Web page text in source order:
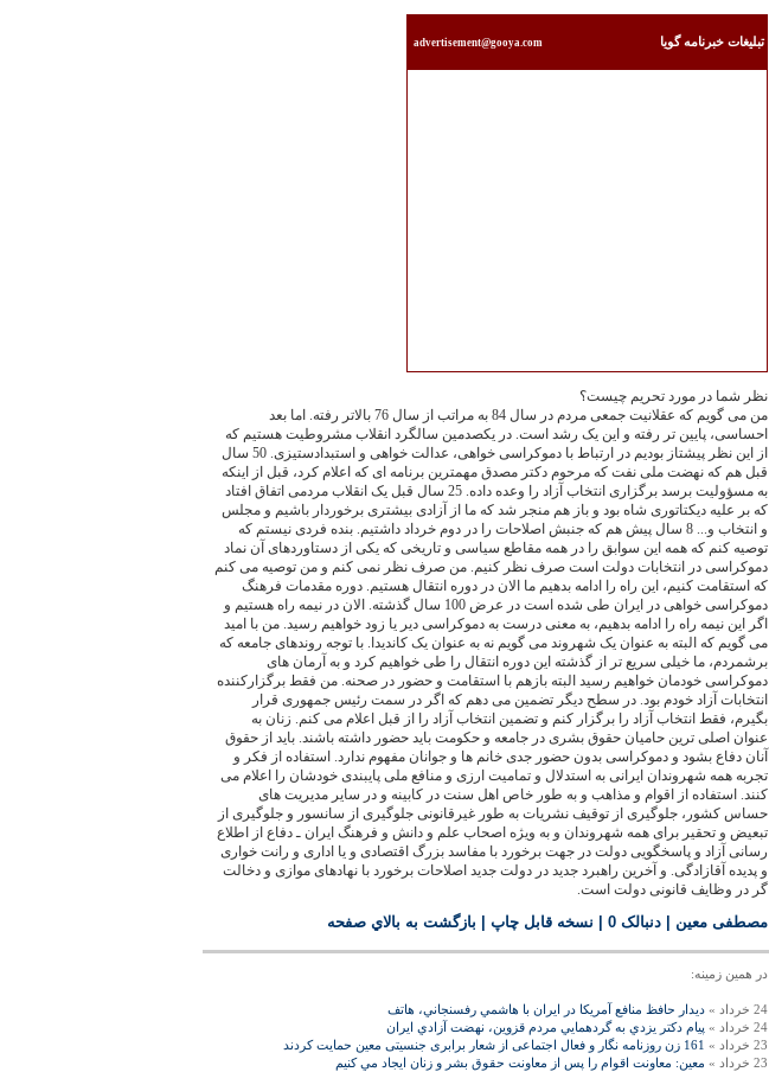
تبليغات خبرنامه گويا advertisement@gooya.com
نظر شما در مورد تحریم چیست؟
من می گویم که عقلانیت جمعی مردم در سال 84 به مراتب از سال 76 بالاتر رفته. اما بعد
احساسی، پایین تر رفته و این یک رشد است. در یکصدمین سالگرد انقلاب مشروطیت هستیم که
از این نظر پیشتاز بودیم در ارتباط با دموکراسی خواهی، عدالت خواهی و استبدادستیزی. 50 سال
قبل هم که نهضت ملی نفت که مرحوم دکتر مصدق مهمترین برنامه ای که اعلام کرد، قبل از اینکه
به مسؤولیت برسد برگزاری انتخاب آزاد را وعده داده. 25 سال قبل یک انقلاب مردمی اتفاق افتاد
که بر علیه دیکتاتوری شاه بود و باز هم منجر شد که ما از آزادی بیشتری برخوردار باشیم و مجلس
و انتخاب و... 8 سال پیش هم که جنبش اصلاحات را در دوم خرداد داشتیم. بنده فردی نیستم که
توصیه کنم که همه این سوابق را در همه مقاطع سیاسی و تاریخی که یکی از دستاوردهای آن نماد
دموکراسی در انتخابات دولت است صرف نظر کنیم. من صرف نظر نمی کنم و من توصیه می کنم
که استقامت کنیم، این راه را ادامه بدهیم ما الان در دوره انتقال هستیم. دوره مقدمات فرهنگ
دموکراسی خواهی در ایران طی شده است در عرض 100 سال گذشته. الان در نیمه راه هستیم و
اگر این نیمه راه را ادامه بدهیم، به معنی درست به دموکراسی دیر یا زود خواهیم رسید. من با امید
می گویم که البته به عنوان یک شهروند می گویم نه به عنوان یک کاندیدا. با توجه روندهای جامعه که
برشمردم، ما خیلی سریع تر از گذشته این دوره انتقال را طی خواهیم کرد و به آرمان های
دموکراسی خودمان خواهیم رسید البته بازهم با استقامت و حضور در صحنه. من فقط برگزارکننده
انتخابات آزاد خودم بود. در سطح دیگر تضمین می دهم که اگر در سمت رئیس جمهوری قرار
بگیرم، فقط انتخاب آزاد را برگزار کنم و تضمین انتخاب آزاد را از قبل اعلام می کنم. زنان به
عنوان اصلی ترین حامیان حقوق بشری در جامعه و حکومت باید حضور داشته باشند. باید از حقوق
آنان دفاع بشود و دموکراسی بدون حضور جدی خانم ها و جوانان مفهوم ندارد. استفاده از فکر و
تجربه همه شهروندان ایرانی به استدلال و تمامیت ارزی و منافع ملی پایبندی خودشان را اعلام می
کنند. استفاده از اقوام و مذاهب و به طور خاص اهل سنت در کابینه و در سایر مدیریت های
حساس کشور، جلوگیری از توقیف نشریات به طور غیرقانونی جلوگیری از سانسور و جلوگیری از
تبعیض و تحقیر برای همه شهروندان و به ویژه اصحاب علم و دانش و فرهنگ ایران ـ دفاع از اطلاع
رسانی آزاد و پاسخگویی دولت در جهت برخورد با مفاسد بزرگ اقتصادی و یا اداری و رانت خواری
و پدیده آقازادگی. و آخرین راهبرد جدید در دولت جدید اصلاحات برخورد با نهادهای موازی و دخالت
گر در وظایف قانونی دولت است.
مصطفی معين | دنبالک 0 نسخه قابل چاپ بازگشت به بالاي صفحه
در همين زمينه:
24 خرداد »
ديدار حافظ منافع آمريكا در ايران با هاشمي رفسنجاني، هاتف
24 خرداد »
پيام دكتر يزدي به گردهمايي مردم قزوين، نهضت آزادي ايران
23 خرداد »
161 زن روزنامه نگار و فعال اجتماعی از شعار برابری جنسيتی معين حمايت کردند
23 خرداد »
معين: معاونت اقوام را پس از معاونت حقوق بشر و زنان ايجاد مي كنيم